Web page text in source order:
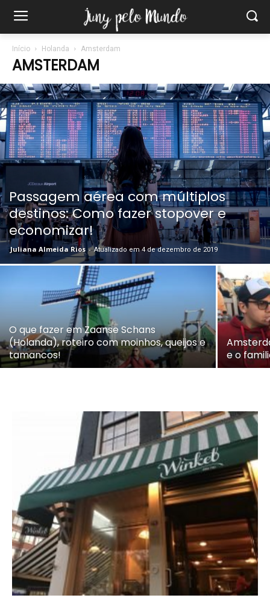
Início Holanda Amsterdam
AMSTERDAM
Passagem aérea com múltiplos
destinos: Como fazer stopover e
economizar!
Juliana Almeida Rios - Atualizado em 4 de dezembro de 2019
O que fazer em Zaanse Schans
(Holanda), roteiro com moinhos, queijos e
tamancos!
e o